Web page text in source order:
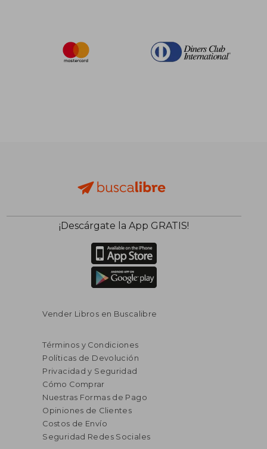
¡Descárgate la App GRATIS!
Vender Libros en Buscalibre
Términos y Condiciones
Políticas de Devolución
Privacidad y Seguridad
Cómo Comprar
Nuestras Formas de Pago
Opiniones de Clientes
Costos de Envío
Seguridad Redes Sociales